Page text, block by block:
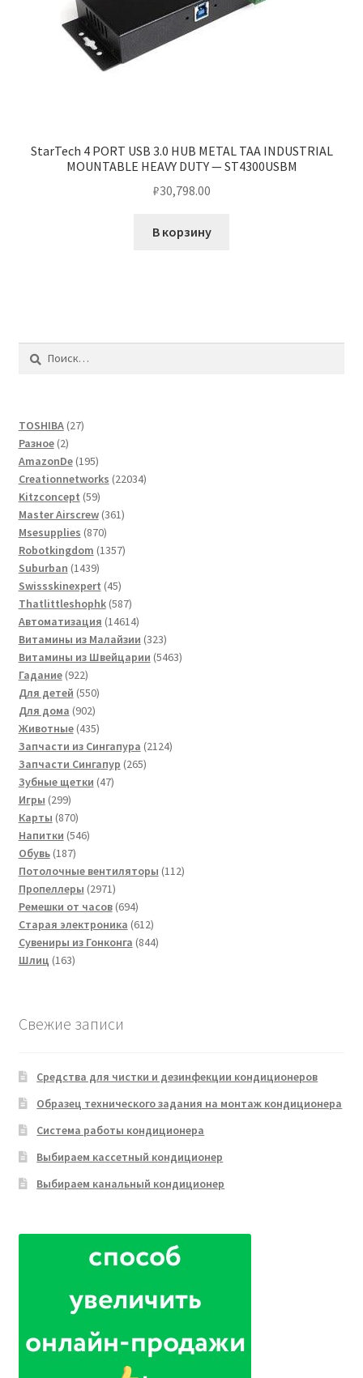
StarTech 4 PORT USB 3.0 HUB METAL TAA INDUSTRIAL
MOUNTABLE HEAVY DUTY — ST4300USBM
₽30,798.00
В корзину
Найти:
TOSHIBA 2727
Разное 22
товара
AmazonDe 195195
товаров
Creationnetworks 2203422034
Kitzconcept 5959
товаров
Master Airscrew 361361
Msesupplies 870870
товаров
Robotkingdom 13571357
Suburban 14391439
товаров
Swissskinexpert 4545
товаров
Thatlittleshophk 587587
товаров
Автоматизация 1461414614
товаров
Витамины из Малайзии 323323
товара
Витамины из Швейцарии 54635463
Гадание 922922
товара
Для детей 550550
Для дома 902902
товара
Животные 435435
товаров
Запчасти из Сингапура 21242124
Запчасти Сингапур 265265
Зубные щетки 4747
Игры 299299
товаров
Карты 870870
товаров
Напитки 546546
Обувь 187187
товаров
Потолочные вентиляторы 112112
Пропеллеры 29712971
товар
Ремешки от часов 694694
товара
Старая электроника 612612
товаров
Сувениры из Гонконга 844844
Шлиц 163163
Свежие записи
Средства для чистки и дезинфекции кондиционеров
Образец технического задания на монтаж кондиционера
Система работы кондиционера
Выбираем кассетный кондиционер
Выбираем канальный кондиционер